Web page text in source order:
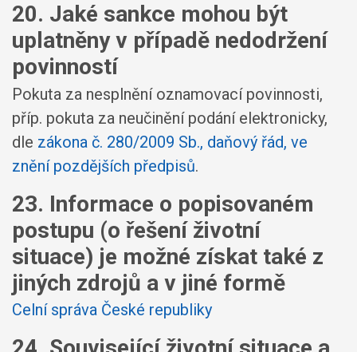
20. Jaké sankce mohou být
uplatněny v případě nedodržení
povinností
Pokuta za nesplnění oznamovací povinnosti,
příp. pokuta za neučinění podání elektronicky,
dle zákona č. 280/2009 Sb., daňový řád, ve
znění pozdějších předpisů.
23. Informace o popisovaném
postupu (o řešení životní
situace) je možné získat také z
jiných zdrojů a v jiné formě
Celní správa České republiky